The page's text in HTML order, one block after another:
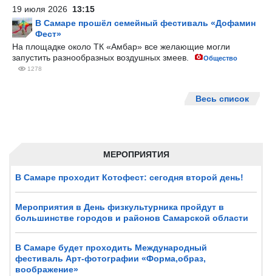
МЕРОПРИЯТИЯ
В Самаре проходит Котофест: сегодня второй день!
Мероприятия в День физкультурника пройдут в
большинстве городов и районов Самарской области
В Самаре будет проходить Международный
фестиваль Арт-фотографии «Форма,образ,
воображение»
19 июля 2026 13:15
В Самаре прошёл семейный фестиваль «Дофамин
Фест»
На площадке около ТК «Амбар» все желающие могли
запустить разнообразных воздушных змеев.
Общество
1278
Весь список